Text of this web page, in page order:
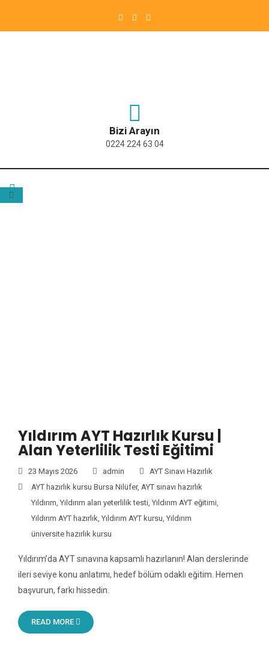
Bizi Arayın
0224 224 63 04
Yıldırım AYT Hazırlık Kursu |
Alan Yeterlilik Testi Eğitimi
23 Mayıs 2026 admin
AYT Sınavı Hazırlık
AYT hazırlık kursu Bursa Nilüfer, AYT sınavı hazırlık
Yıldırım, Yıldırım alan yeterlilik testi, Yıldırım AYT eğitimi,
Yıldırım AYT hazırlık, Yıldırım AYT kursu, Yıldırım
üniversite hazırlık kursu
Yıldırım’da AYT sınavına kapsamlı hazırlanın! Alan derslerinde
ileri seviye konu anlatımı, hedef bölüm odaklı eğitim. Hemen
başvurun, farkı hissedin.
READ MORE